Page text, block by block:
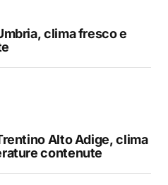
clima fresco e
Alto Adige, clima
contenute